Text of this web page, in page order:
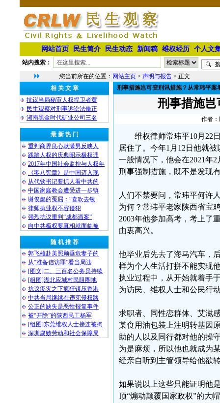
网站首页 民生简介 民生动态 新闻稿 维权经历 个人文
站内搜索：
您当前所在的位置： 网站主页 > 声明与报告 > 正文
相 关 文 章
抗议当局秘审人权捍卫者黄
民生观察对刑事诉讼法修正
湖南黑金时代矿业公司三名
最 新 热 门
重判商界良心耿潇男反映人
践踏人权的庆典昭示极权违
2017年中国社会监控与人权年
《零八宪章》是中国迈入现
从代钦书记要抓人看中共的
中国家庭教会遭受进一步镇
谢俊彪的冤屈：“喜欢去敏
律师执业权不容侵犯
强烈抗议重判“成都酒案”
向中共极权要真相就面临被
随 机 推 荐
郭飞雄赴美照顾垂危妻子的
从“准备信访罪”看当局违
[图文]二、三百名公务员持续
[组图]湖北应城村民阻圈地
抗议疫灾之下疯狂镇压香港
中共当局继续在违宪侵权路
公正的缺失是恶性报复事件
被“开除”的陕西民工杨军
[组图]东莞维权人士接连被拘
深圳腐败劳动和社会保障局
刑事措施岂可变刑讯措施？从常玮平案
刑事措施
作者：
维权律师常玮平10月22
居住了。今年1月12日他就
一般情况下，他会在2021年
刑事强制措施，既不是发现
人们不禁要问，常玮平何许
为何？常玮平老家陕西省宝
2003年他参加高考，考上了
由衷高兴。
他毕业后先去了海马汽车，
样为个人生活打拼不能实现
执业过程中，从开始就着手
为访民、维权人士和公民行
求职者、同性恋群体、艾滋
某食用油包装上注明转基因
助的人以及同行都对他的操
为是麻烦，所以他也就成为
经亲自听到主管领导给他欲
如果说以上这些只能证明他
顶“煽动颠覆国家政权”的大